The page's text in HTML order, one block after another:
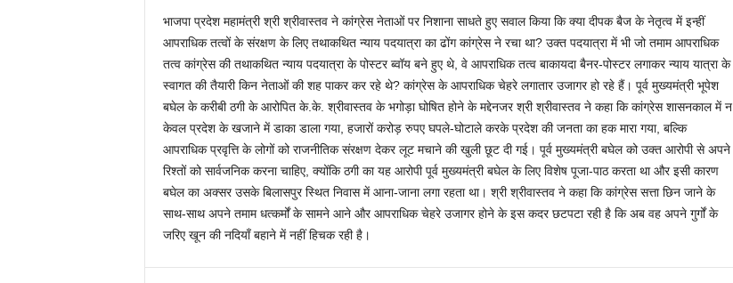
भाजपा प्रदेश महामंत्री श्री श्रीवास्तव ने कांग्रेस नेताओं पर निशाना साधते हुए सवाल किया कि क्या दीपक बैज के नेतृत्व में इन्हीं
आपराधिक तत्वों के संरक्षण के लिए तथाकथित न्याय पदयात्रा का ढोंग कांग्रेस ने रचा था? उक्त पदयात्रा में भी जो तमाम आपराधिक
तत्व कांग्रेस की तथाकथित न्याय पदयात्रा के पोस्टर ब्वॉय बने हुए थे, वे आपराधिक तत्व बाकायदा बैनर-पोस्टर लगाकर न्याय यात्रा के
स्वागत की तैयारी किन नेताओं की शह पाकर कर रहे थे? कांग्रेस के आपराधिक चेहरे लगातार उजागर हो रहे हैं। पूर्व मुख्यमंत्री भूपेश
बघेल के करीबी ठगी के आरोपित के.के. श्रीवास्तव के भगोड़ा घोषित होने के मद्देनजर श्री श्रीवास्तव ने कहा कि कांग्रेस शासनकाल में न
केवल प्रदेश के खजाने में डाका डाला गया, हजारों करोड़ रुपए घपले-घोटाले करके प्रदेश की जनता का हक मारा गया, बल्कि
आपराधिक प्रवृत्ति के लोगों को राजनीतिक संरक्षण देकर लूट मचाने की खुली छूट दी गई। पूर्व मुख्यमंत्री बघेल को उक्त आरोपी से अपने
रिश्तों को सार्वजनिक करना चाहिए, क्योंकि ठगी का यह आरोपी पूर्व मुख्यमंत्री बघेल के लिए विशेष पूजा-पाठ करता था और इसी कारण
बघेल का अक्सर उसके बिलासपुर स्थित निवास में आना-जाना लगा रहता था। श्री श्रीवास्तव ने कहा कि कांग्रेस सत्ता छिन जाने के
साथ-साथ अपने तमाम धत्कर्मों के सामने आने और आपराधिक चेहरे उजागर होने के इस कदर छटपटा रही है कि अब वह अपने गुर्गों के
जरिए खून की नदियाँ बहाने में नहीं हिचक रही है।